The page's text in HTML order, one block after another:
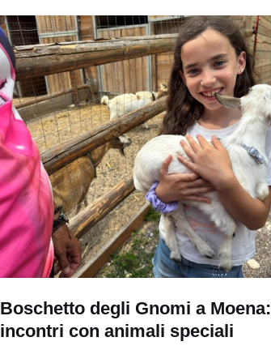
Boschetto degli Gnomi a Moena:
incontri con animali speciali